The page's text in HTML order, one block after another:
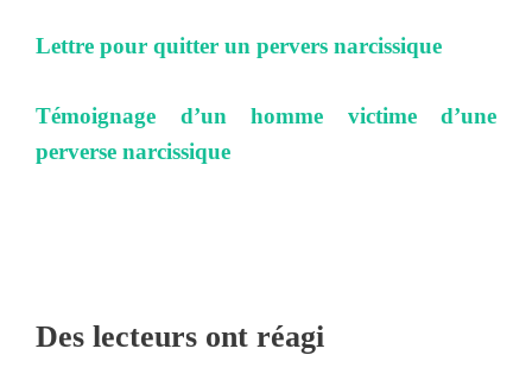
Lettre pour quitter un pervers narcissique
Témoignage d’un homme victime d’une
perverse narcissique
Des lecteurs ont réagi